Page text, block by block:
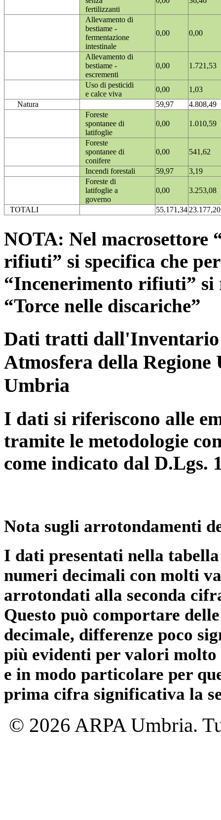
fertilizzanti
Allevamento di
bestiame -
fermentazione
intestinale
0,00 0,00
Allevamento di
bestiame -
escrementi
0,00 1.721,53
Uso di pesticidi
e calce viva
0,00
1,03
Natura
59,97
4.808,49
Foreste
spontanee di
latifoglie
0,00 1.010,59
Foreste
spontanee di
conifere
0,00 541,62
Incendi forestali 59,97
3,19
Foreste di
latifoglie a
governo
0,00 3.253,08
TOTALI 55.171,3423.177,20
NOTA: Nel macrosettore
rifiuti” si specifica che
“Incenerimento rifiuti”
“Torce nelle discariche”
Dati tratti dall'Inventario
Atmosfera della
Umbria
I dati si riferiscono alle
tramite le metodologie
come indicato dal D.Lgs.
Nota sugli arrotondamenti
I dati presentati nella
numeri decimali con molti
arrotondati alla seconda
Questo può comportare
decimale, differenze poco
più evidenti per valori
e in modo particolare per
prima cifra significativa la
© 2026 ARPA Umbria.